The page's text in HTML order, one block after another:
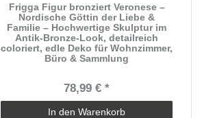
Frigga Figur bronziert Veronese –
Nordische Göttin der Liebe &
Familie – Hochwertige Skulptur im
Antik-Bronze-Look, detailreich
coloriert, edle Deko für Wohnzimmer,
Büro & Sammlung
78,99 € *
In den Warenkorb